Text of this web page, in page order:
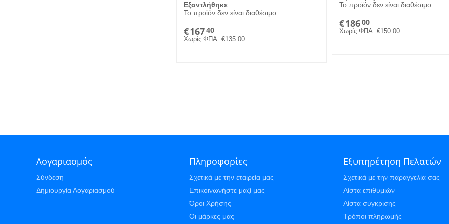
Εξαντλήθηκε
Το προϊόν δεν είναι διαθέσιμο
€16740
Χωρίς ΦΠΑ: €135.00
Το προϊόν δεν είναι διαθέσιμο
€18600
Χωρίς ΦΠΑ: €150.00
Λογαριασμός
Σύνδεση
Δημιουργία Λογαριασμού
Πληροφορίες
Σχετικά με την εταιρεία μας
Επικοινωνήστε μαζί μας
Όροι Χρήσης
Οι μάρκες μας
Εξυπηρέτηση Πελατών
Σχετικά με την παραγγελία σας
Λίστα επιθυμιών
Λίστα σύγκρισης
Τρόποι πληρωμής